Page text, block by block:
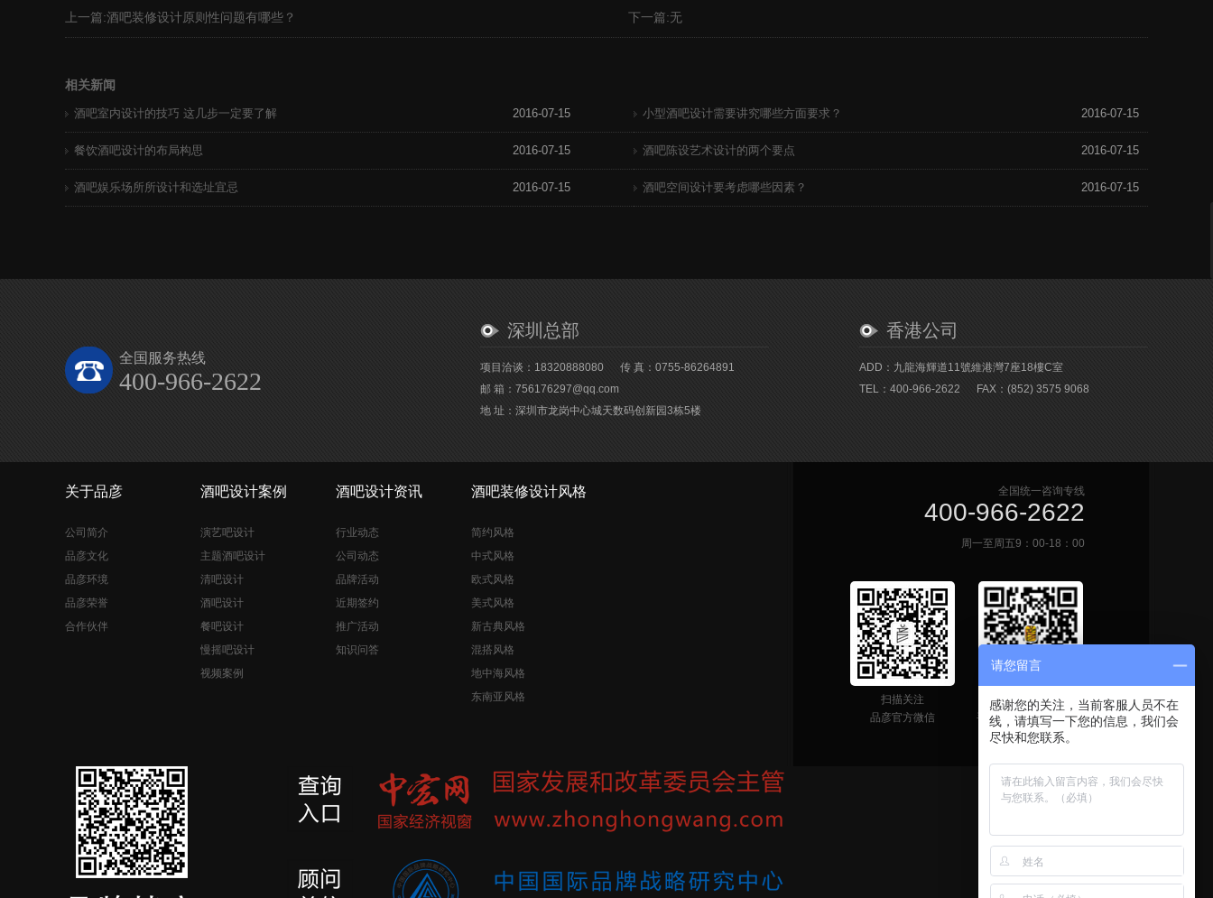
上一篇:酒吧装修设计原则性问题有哪些？ 下一篇:无
相关新闻
酒吧室内设计的技巧 这几步一定要了解 2016-07-15 小型酒吧设计需要讲究哪些方面要求？ 2016-07-15
餐饮酒吧设计的布局构思 2016-07-15 酒吧陈设艺术设计的两个要点 2016-07-15
酒吧娱乐场所所设计和选址宜忌 2016-07-15 酒吧空间设计要考虑哪些因素？ 2016-07-15
全国服务热线
400-966-2622
深圳总部
项目洽谈：18320888080
传 真：0755-86264891
邮 箱：756176297@qq.com
地 址：深圳市龙岗中心城天数码创新园3栋5楼
香港公司
ADD：九龍海輝道11號維港灣7座18樓C室
TEL：400-966-2622
FAX：(852) 3575 9068
关于品彦
公司简介
品彦文化
品彦环境
品彦荣誉
合作伙伴
酒吧设计案例
演艺吧设计
主题酒吧设计
清吧设计
酒吧设计
餐吧设计
慢摇吧设计
视频案例
酒吧设计资讯
行业动态
公司动态
品牌活动
近期签约
推广活动
知识问答
酒吧装修设计风格
简约风格
中式风格
欧式风格
美式风格
新古典风格
混搭风格
地中海风格
东南亚风格
全国统一咨询专线
400-966-2622
周一至周五9：00-18：00
扫描关注
品彦官方微信
网站二维码
手机快速获取联系信息
请您留言
感谢您的关注，当前客服人员不在
线，请填写一下您的信息，我们会
尽快和您联系。